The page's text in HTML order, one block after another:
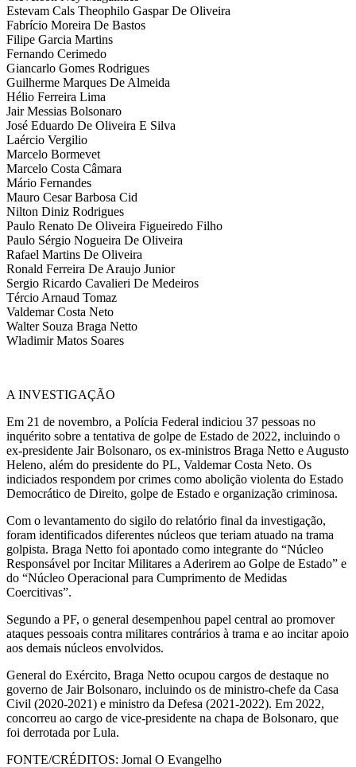
Estevam Cals Theophilo Gaspar De Oliveira
Fabrício Moreira De Bastos
Filipe Garcia Martins
Fernando Cerimedo
Giancarlo Gomes Rodrigues
Guilherme Marques De Almeida
Hélio Ferreira Lima
Jair Messias Bolsonaro
José Eduardo De Oliveira E Silva
Laércio Vergilio
Marcelo Bormevet
Marcelo Costa Câmara
Mário Fernandes
Mauro Cesar Barbosa Cid
Nilton Diniz Rodrigues
Paulo Renato De Oliveira Figueiredo Filho
Paulo Sérgio Nogueira De Oliveira
Rafael Martins De Oliveira
Ronald Ferreira De Araujo Junior
Sergio Ricardo Cavalieri De Medeiros
Tércio Arnaud Tomaz
Valdemar Costa Neto
Walter Souza Braga Netto
Wladimir Matos Soares
A INVESTIGAÇÃO
Em 21 de novembro, a Polícia Federal indiciou 37 pessoas no
inquérito sobre a tentativa de golpe de Estado de 2022, incluindo o
ex-presidente Jair Bolsonaro, os ex-ministros Braga Netto e Augusto
Heleno, além do presidente do PL, Valdemar Costa Neto. Os
indiciados respondem por crimes como abolição violenta do Estado
Democrático de Direito, golpe de Estado e organização criminosa.
Com o levantamento do sigilo do relatório final da investigação,
foram identificados diferentes núcleos que teriam atuado na trama
golpista. Braga Netto foi apontado como integrante do “Núcleo
Responsável por Incitar Militares a Aderirem ao Golpe de Estado” e
do “Núcleo Operacional para Cumprimento de Medidas
Coercitivas”.
Segundo a PF, o general desempenhou papel central ao promover
ataques pessoais contra militares contrários à trama e ao incitar apoio
aos demais núcleos envolvidos.
General do Exército, Braga Netto ocupou cargos de destaque no
governo de Jair Bolsonaro, incluindo os de ministro-chefe da Casa
Civil (2020-2021) e ministro da Defesa (2021-2022). Em 2022,
concorreu ao cargo de vice-presidente na chapa de Bolsonaro, que
foi derrotada por Lula.
FONTE/CRÉDITOS: Jornal O Evangelho